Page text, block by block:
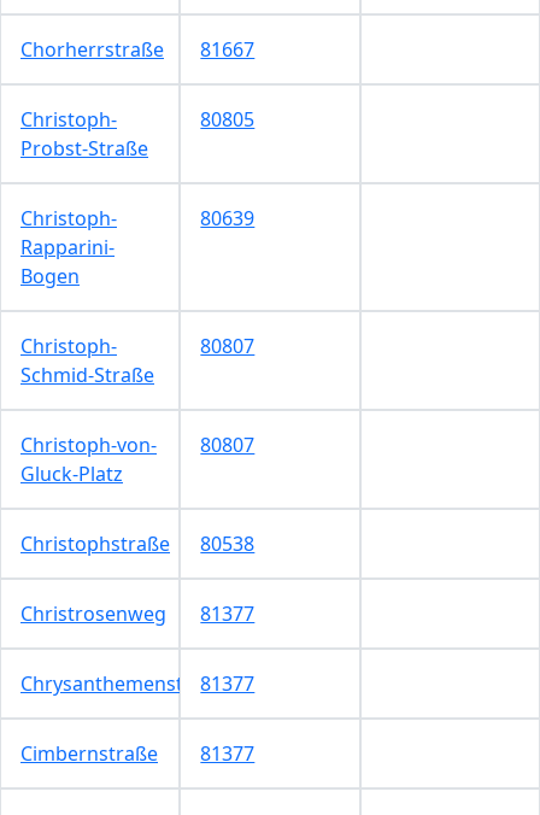
Chorherrstraße 81667
Christoph-
Probst-Straße
80805
Christoph-
Rapparini-
Bogen
80639
Christoph-
Schmid-Straße
80807
Christoph-von-
Gluck-Platz
80807
Christophstraße 80538
Christrosenweg 81377
Chrysanthemenstraße81377
Cimbernstraße 81377